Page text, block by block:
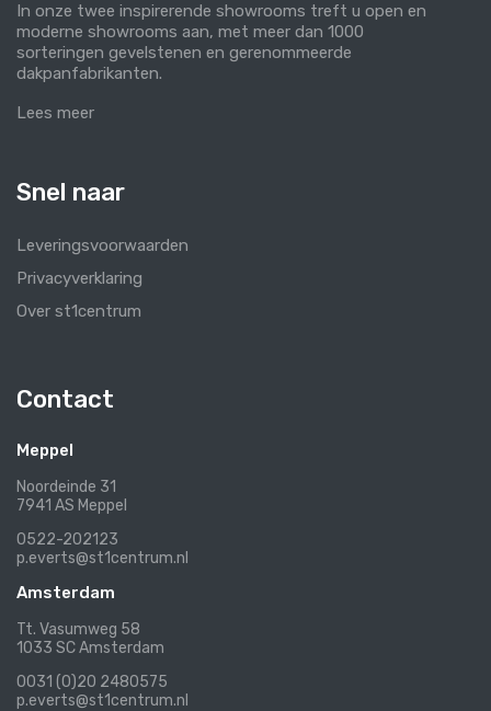
In onze twee inspirerende showrooms treft u open en
moderne showrooms aan, met meer dan 1000
sorteringen gevelstenen en gerenommeerde
dakpanfabrikanten.
Lees meer
Snel naar
Leveringsvoorwaarden
Privacyverklaring
Over st1centrum
Contact
Meppel
Noordeinde 31
7941 AS Meppel
0522-202123
p.everts@st1centrum.nl
Amsterdam
Tt. Vasumweg 58
1033 SC Amsterdam
0031 (0)20 2480575
p.everts@st1centrum.nl